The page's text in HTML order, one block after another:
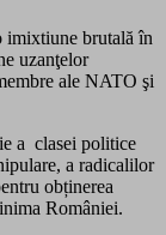
imixtiune brutală în
uzanţelor
ale NATO şi
a clasei politice
a radicalilor
obținerea
României.